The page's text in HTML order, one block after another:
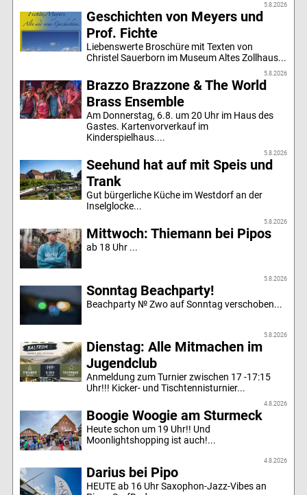
5.8.2026
Geschichten von Meyers und
Prof. Fichte
Liebenswerte Broschüre mit Texten von
Christel Sauerborn im Museum Altes Zollhaus...
5.8.2026
Brazzo Brazzone & The World
Brass Ensemble
Am Donnerstag, 6.8. um 20 Uhr im Haus des
Gastes. Kartenvorverkauf im
Kinderspielhaus....
5.8.2026
Seehund hat auf mit Speis und
Trank
Gut bürgerliche Küche im Westdorf an der
Inselglocke...
5.8.2026
Mittwoch: Thiemann bei Pipos
ab 18 Uhr ...
5.8.2026
Sonntag Beachparty!
Beachparty № Zwo auf Sonntag verschoben...
5.8.2026
Dienstag: Alle Mitmachen im
Jugendclub
Anmeldung zum Turnier zwischen 17 -17:15
Uhr!!! Kicker- und Tischtennisturnier...
4.8.2026
Boogie Woogie am Sturmeck
Heute schon um 19 Uhr!! Und
Moonlightshopping ist auch!...
4.8.2026
Darius bei Pipo
HEUTE ab 16 Uhr Saxophon-Jazz-Vibes an